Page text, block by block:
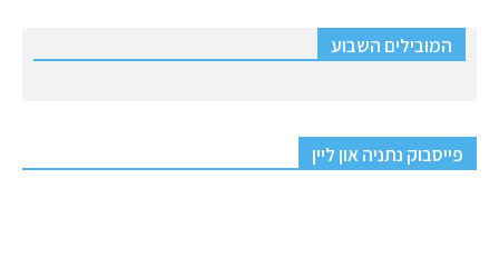
המובילים השבוע
פייסבוק נתניה און ליין